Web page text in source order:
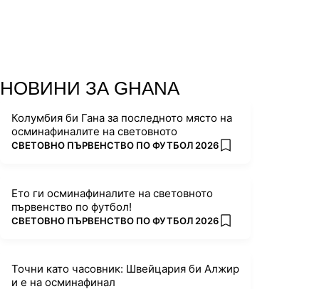
НОВИНИ ЗА GHANA
Колумбия би Гана за последното място на
осминафиналите на световното
ПОВЕЧЕ ОТ
СВЕТОВНО ПЪРВЕНСТВО ПО ФУТБОЛ 2026 add favorites
Ето ги осминафиналите на световното
първенство по футбол!
ПОВЕЧЕ ОТ
СВЕТОВНО ПЪРВЕНСТВО ПО ФУТБОЛ 2026 add favorites
Точни като часовник: Швейцария би Алжир
и е на осминафинал